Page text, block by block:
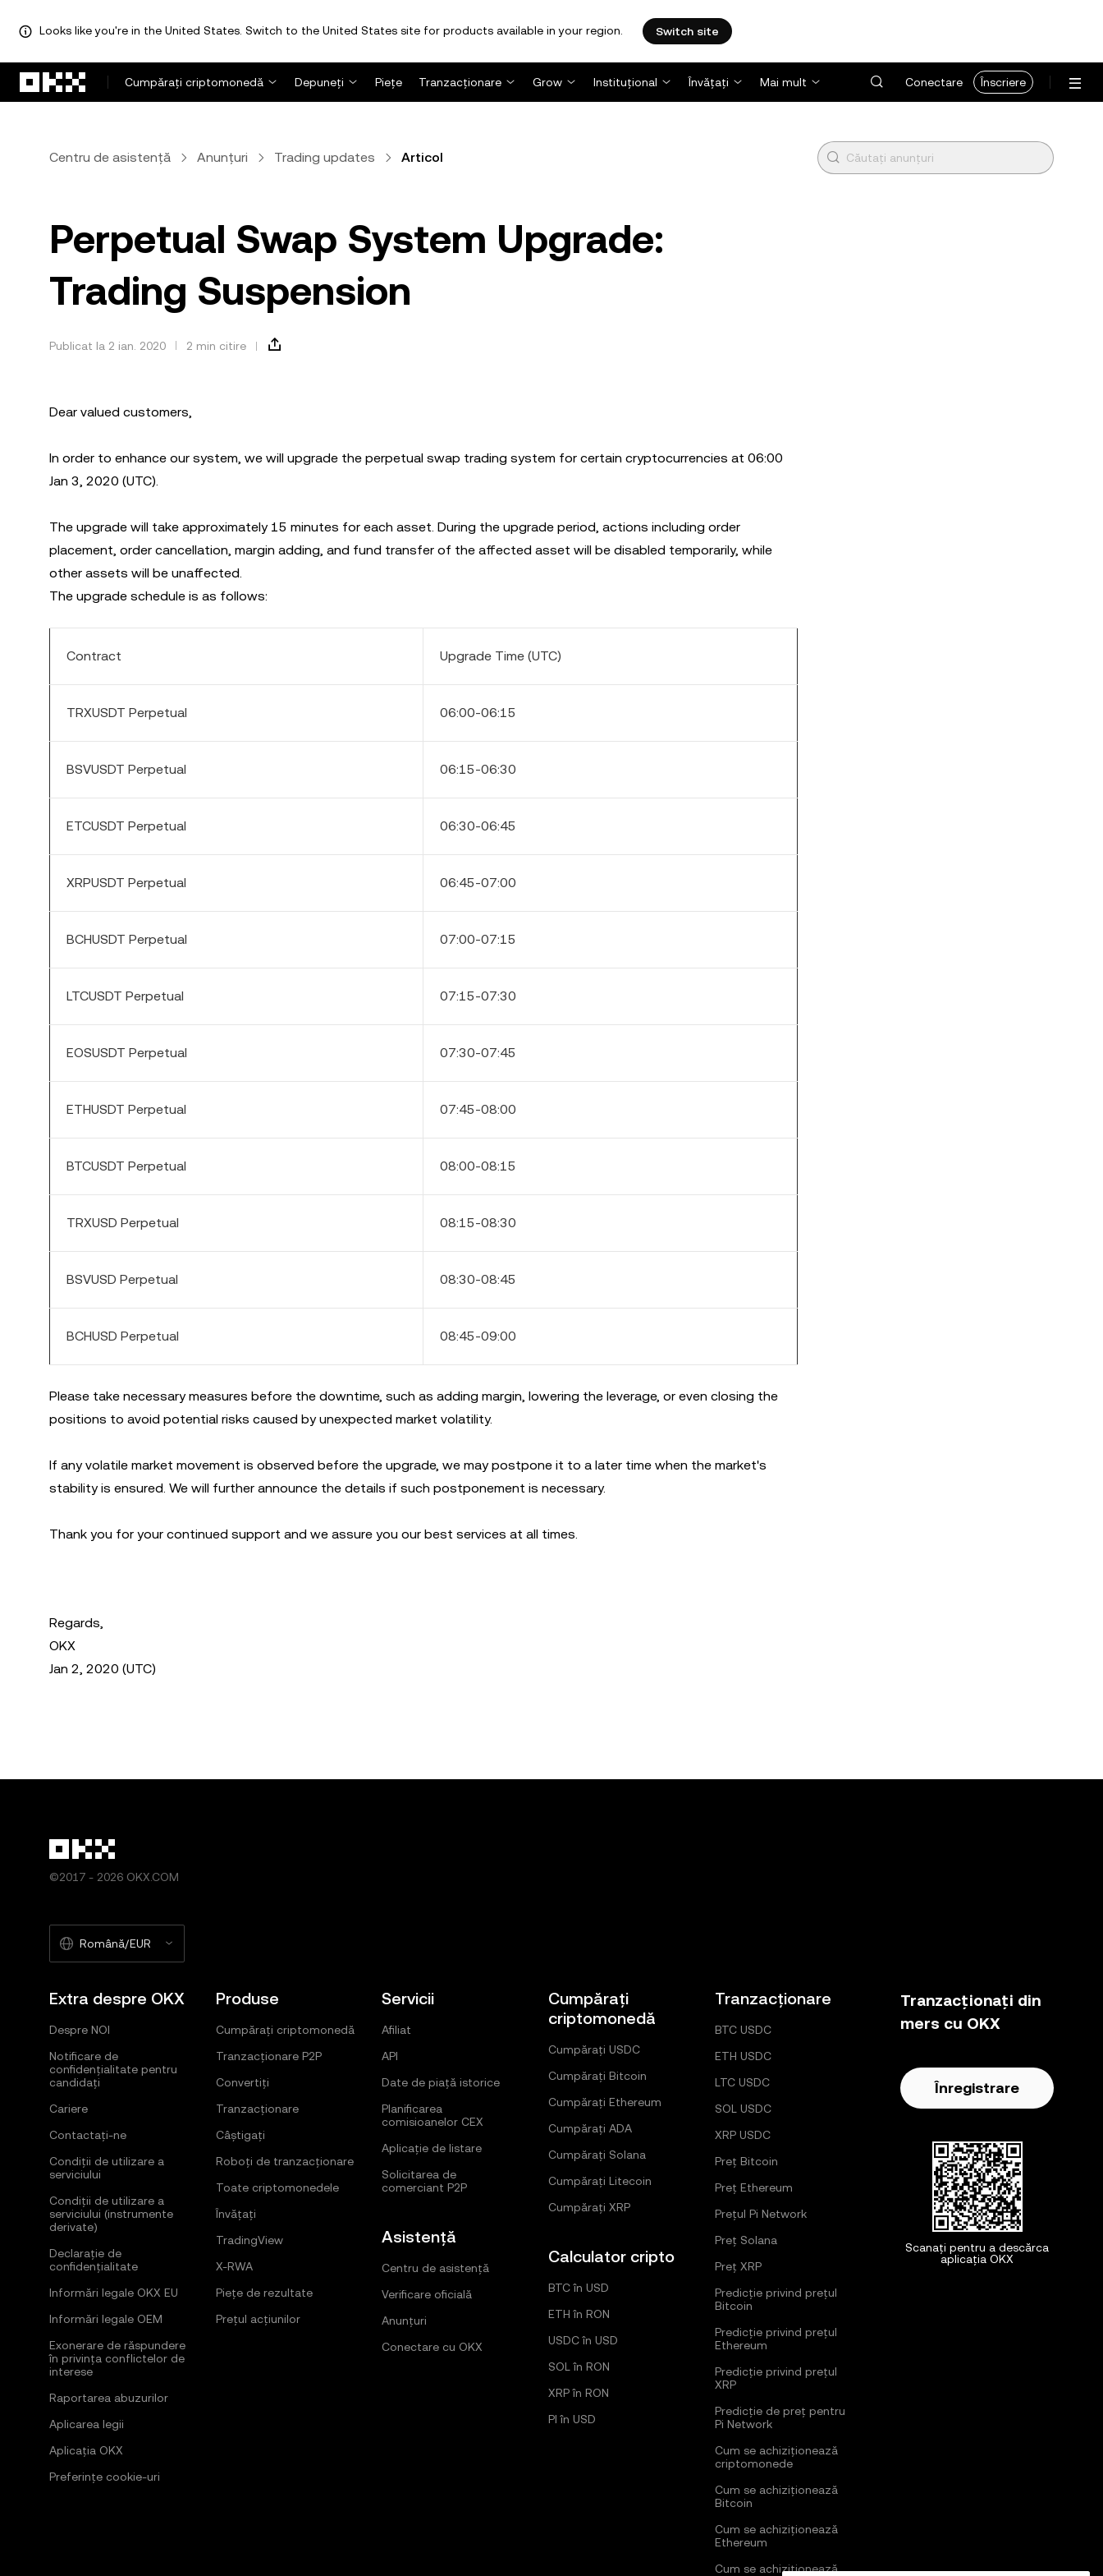
Looks like you're in the United States. Switch to the United States site for products available in your region. Switch site
Cumpărați criptomonedă
Depuneți Piețe Tranzacționare Grow Instituțional Învățați Mai mult Conectare Înscriere
Centru de asistență Anunțuri Trading updates Articol
Perpetual Swap System Upgrade:
Trading Suspension
Publicat la 2 ian. 2020 2 min citire
Dear valued customers,
In order to enhance our system, we will upgrade the perpetual swap trading system for certain cryptocurrencies at 06:00
Jan 3, 2020 (UTC).
The upgrade will take approximately 15 minutes for each asset. During the upgrade period, actions including order
placement, order cancellation, margin adding, and fund transfer of the affected asset will be disabled temporarily, while
other assets will be unaffected.
The upgrade schedule is as follows:
Contract Upgrade Time (UTC)
TRXUSDT Perpetual 06:00-06:15
BSVUSDT Perpetual 06:15-06:30
ETCUSDT Perpetual 06:30-06:45
XRPUSDT Perpetual 06:45-07:00
BCHUSDT Perpetual 07:00-07:15
LTCUSDT Perpetual 07:15-07:30
EOSUSDT Perpetual 07:30-07:45
ETHUSDT Perpetual 07:45-08:00
BTCUSDT Perpetual 08:00-08:15
TRXUSD Perpetual 08:15-08:30
BSVUSD Perpetual 08:30-08:45
BCHUSD Perpetual 08:45-09:00
Please take necessary measures before the downtime, such as adding margin, lowering the leverage, or even closing the
positions to avoid potential risks caused by unexpected market volatility.
If any volatile market movement is observed before the upgrade, we may postpone it to a later time when the market's
stability is ensured. We will further announce the details if such postponement is necessary.
Thank you for your continued support and we assure you our best services at all times.
Regards,
OKX
Jan 2, 2020 (UTC)
©2017 - 2026 OKX.COM
Română/EUR
Extra despre OKX
Despre NOI
Notificare de
confidențialitate pentru
candidați
Cariere
Contactați-ne
Condiții de utilizare a
serviciului
Condiții de utilizare a
serviciului (instrumente
derivate)
Declarație de
confidențialitate
Informări legale OKX EU
Informări legale OEM
Exonerare de răspundere
în privința conflictelor de
interese
Raportarea abuzurilor
Aplicarea legii
Aplicația OKX
Preferințe cookie-uri
Produse
Cumpărați criptomonedă
Tranzacționare P2P
Convertiți
Tranzacționare
Câștigați
Roboți de tranzacționare
Toate criptomonedele
Învățați
TradingView
X-RWA
Piețe de rezultate
Prețul acțiunilor
Servicii
Afiliat
API
Date de piață istorice
Planificarea
comisioanelor CEX
Aplicație de listare
Solicitarea de
comerciant P2P
Asistență
Centru de asistență
Verificare oficială
Anunțuri
Conectare cu OKX
Cumpărați
criptomonedă
Cumpărați USDC
Cumpărați Bitcoin
Cumpărați Ethereum
Cumpărați ADA
Cumpărați Solana
Cumpărați Litecoin
Cumpărați XRP
Calculator cripto
BTC în USD
ETH în RON
USDC în USD
SOL în RON
XRP în RON
PI în USD
Tranzacționare
BTC USDC
ETH USDC
LTC USDC
SOL USDC
XRP USDC
Preț Bitcoin
Preț Ethereum
Prețul Pi Network
Preț Solana
Preț XRP
Predicție privind prețul
Bitcoin
Predicție privind prețul
Ethereum
Predicție privind prețul
XRP
Predicție de preț pentru
Pi Network
Cum se achiziționează
criptomonede
Cum se achiziționează
Bitcoin
Cum se achiziționează
Ethereum
Cum se achiziționează
Tranzacționați din
mers cu OKX
Înregistrare
Scanați pentru a descărca
aplicația OKX